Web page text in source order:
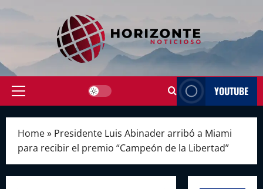
Primary
YOUTUBE
Home» Presidente Luis Abinader arribó a Miami
para recibir el premio “Campeón de la Libertad”